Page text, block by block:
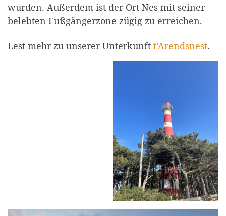
wurden. Außerdem ist der Ort Nes mit seiner
belebten Fußgängerzone zügig zu erreichen.
Lest mehr zu unserer Unterkunft t’Arendsnest.